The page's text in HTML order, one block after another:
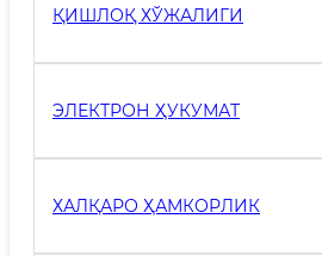
ҚИШЛОҚ ХЎЖАЛИГИ
ЭЛЕКТРОН ҲУКУМАТ
ХАЛҚАРО ҲАМКОРЛИК